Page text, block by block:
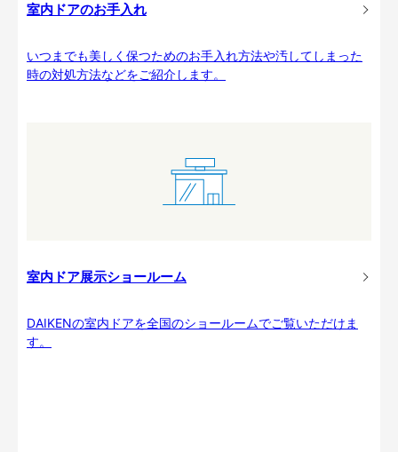
室内ドアのお手入れ
いつまでも美しく保つためのお手入れ方法や汚してしまった
時の対処方法などをご紹介します。
室内ドア展示ショールーム
DAIKENの室内ドアを全国のショールームでご覧いただけま
す。